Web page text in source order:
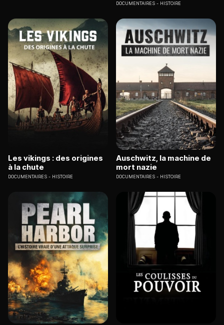
DOCUMENTAIRES HISTOIRE
Les vikings : des origines
à la chute
DOCUMENTAIRES HISTOIRE
Auschwitz, la machine de
mort nazie
DOCUMENTAIRES HISTOIRE